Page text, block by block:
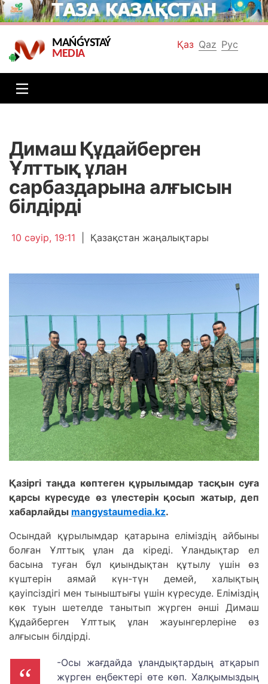
Қаз Qaz Рус
MAŃǴYSTAÝ
MEDIA
Димаш Құдайберген
Ұлттық ұлан
сарбаздарына алғысын
білдірді
10 сәуір, 19:11 Қазақстан жаңалықтары
Қазіргі таңда көптеген құрылымдар тасқын суға
қарсы күресуде өз үлестерін қосып жатыр, деп
хабарлайды mangystaumedia.kz.
Осындай құрылымдар қатарына еліміздің айбыны
болған Ұлттық ұлан да кіреді. Ұландықтар ел
басына туған бұл қиындықтан құтылу үшін өз
күштерін аямай күн-түн демей, халықтың
қауіпсіздігі мен тыныштығы үшін күресуде. Еліміздің
көк туын шетелде танытып жүрген әнші Димаш
Құдайберген Ұлттық ұлан жауынгерлеріне өз
алғысын білдірді.
-Осы жағдайда ұландықтардың атқарып
жүрген еңбектері өте көп. Халқымыздың